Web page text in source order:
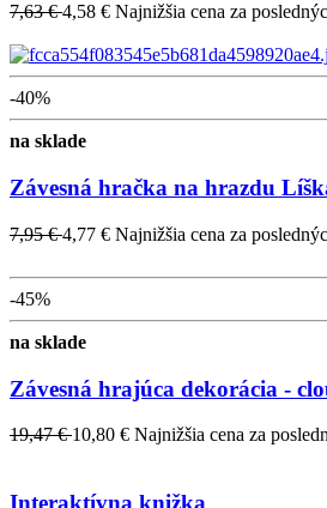
7,63 €4,58 € Najnižšia cena za
-40%
na sklade
Závesná hračka na hrazdu
7,95 €4,77 € Najnižšia cena za
-45%
na sklade
Závesná hrajúca dekorácia -
19,47 €10,80 € Najnižšia cena za
Interaktívna knižka